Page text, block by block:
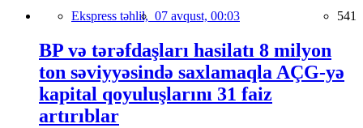
Ekspress təhlil, 07 avqust, 00:03 541
BP və tərəfdaşları hasilatı 8 milyon
ton səviyyəsində saxlamaqla AÇG-yə
kapital qoyuluşlarını 31 faiz
artırıblar